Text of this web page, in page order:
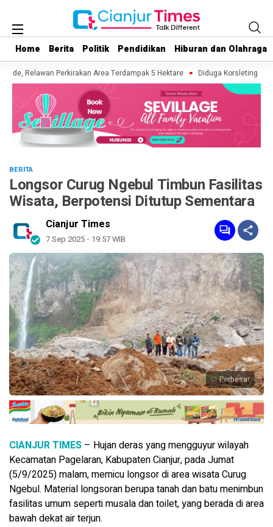
Home Berita Politik Pendidikan Hiburan dan Olahraga
Home Berita Politik Pendidikan Hiburan dan Olahraga
Relawan Perkirakan Area Terdampak 5 Hektare Diduga Korsleting
BERITA
Longsor Curug Ngebul Timbun Fasilitas
Wisata, Berpotensi Ditutup Sementara
Cianjur Times
7 Sep 2025 - 19:57 WIB
Perbesar
CIANJUR TIMES – Hujan deras yang mengguyur wilayah
Kecamatan Pagelaran, Kabupaten Cianjur, pada Jumat
(5/9/2025) malam, memicu longsor di area wisata Curug
Ngebul. Material longsoran berupa tanah dan batu menimbun
fasilitas umum seperti musala dan toilet, yang berada di area
bawah dekat air terjun.